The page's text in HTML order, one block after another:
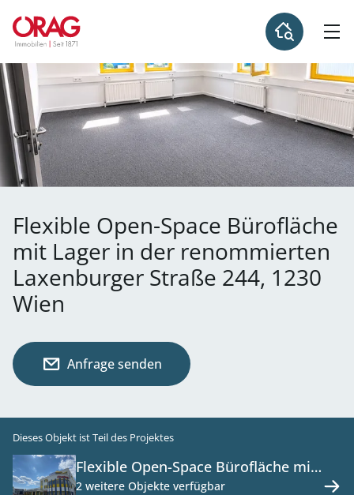
Flexible Open-Space Bürofläche
mit Lager in der renommierten
Laxenburger Straße 244, 1230
Wien
Anfrage senden
Dieses Objekt ist Teil des Projektes
Flexible Open-Space Bürofläche mit
Lager in der renommierten
2 weitere Objekte verfügbar